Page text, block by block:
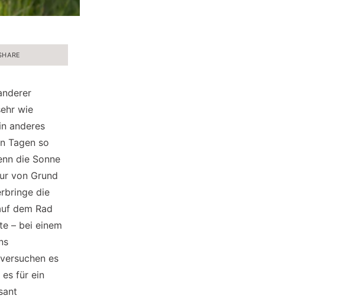
wie
anderes
Tagen so
die Sonne
von Grund
die
dem Rad
– bei einem
es
es für ein